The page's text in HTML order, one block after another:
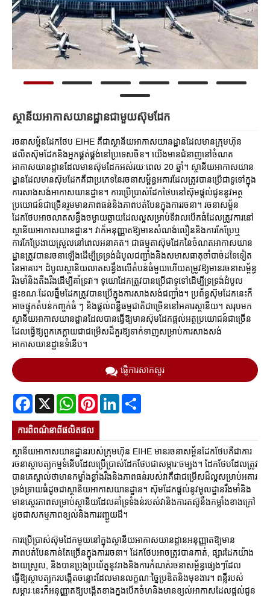
ស្ថានីយអាកាសយានដ្ឋានជាមួយស៊ុមដែក
រចនាសម្ព័នដែកថែប EIHE គឺជាស្ថានីយអាកាសយានដ្ឋានដែលមានក្រុមហ៊ុន
ផលិតស៊ុមដែកនិងអ្នកផ្គត់ផ្គង់នៅប្រទេសចិន។ យើងមានជំនាញនៅចំណត
អាកាសយានដ្ឋានដែលមានស៊ុមដែកអស់រយៈពេល 20 ឆ្នាំ។ ស្ថានីយអាកាសយាន
ដ្ឋានដែលមានស៊ុមដែកគឺជាប្រភេទនៃរចនាសម្ព័ន្ធអគារដែលត្រូវបានប្រើជាទូទៅក្នុង
ការសាងសង់អាកាសយានដ្ឋាន។ ការប្រើប្រាស់ដែកថែបនៅស៊ុមផ្តល់ជូននូវអត្ថ
ប្រយោជន៍ជាច្រើនរួមមានភាពធន់និងភាពបត់បែនក្នុងការរចនា។ រចនាសម្ព័ន
ដែកថែបអាចលាតសន្ធឹងចម្ងាយឆ្ងាយដែលល្អសម្រាប់ទីវាលបើកធំដែលត្រូវការនៅ
ស្ថានីយអាកាសយានដ្ឋាន។ វាក៏អនុញ្ញាតឱ្យមានសំណង់លឿននិងការកែប្រែឬ
ការកែប្រែងាយស្រួលនៅពេលអនាគត។ ជាធម្មតាស៊ុមដែកនៃចំណតអាកាសយាន
ដ្ឋានត្រូវបានរចនាឡើងដើម្បីទ្រទ្រង់ដំបូលជញ្ជាំងនិងសមាសធាតុចាំបាច់ដទៃទៀត
នៃអាគារ។ ដំបូលស្ថានីយលាតសន្ធឹងលើតំបន់ធំមួយហើយតម្រូវឱ្យមានរចនាសម្ព័ន្ធ
រឹងមាំនិងតឹងរឹងដើម្បីគាំទ្រវា។ ទុយោដែកត្រូវបានប្រើជាទូទៅដើម្បីទ្រទ្រង់ដំបូល
ផ្ទះខណៈដែលធ្នឹមដែកត្រូវបានប្រើក្នុងការសាងសង់ជញ្ជាំង។ ប្រព័ន្ធស៊ុមដែកនេះក៏
អាចផ្ទុកតំបន់កញ្ចក់ធំ ៗ និងផ្តល់ពន្លឺធម្មជាតិជាច្រើននៅអគារស្ថានីយ។ សរុបមក
ស្ថានីយអាកាសយានដ្ឋានដែលបានធ្វើឱ្យមានស៊ុមដែកផ្តល់អត្ថប្រយោជន៍ជាច្រើន
ដែលធ្វើឱ្យពួកគេក្លាយជាជម្រើសដ៏គួរឱ្យទាក់ទាញសម្រាប់ការសាងសង់
អាកាសយានដ្ឋានទំនើប។
ផ្ញើការសាកសួរ
Facebook
X WhatsAppPinterestLinkedIn
ការ​ពិពណ៌នា​ពី​ផលិតផល
ស្ថានីយអាកាសយានដ្ឋានរបស់ក្រុមហ៊ុន EIHE មានរចនាសម្ព័នដែកថែបគឺជាការ
រចនាស្ថាបត្យកម្មទំនើបដែលប្រើប្រាស់ដែកថែបជាសម្ភារៈចម្បង។ ដែកថែបដែលត្រូវ
បានគេស្គាល់ថាមានកម្លាំងខ្លាំងរឹងនិងភាពធន់របស់វាគឺជាជម្រើសដ៏ល្អសម្រាប់អគារ
ទ្រង់ទ្រាយធំដូចជាស្ថានីយអាកាសយានដ្ឋាន។ ស៊ុមដែកផ្តល់នូវមូលដ្ឋានរឹងមាំនិង
មានស្ថេរភាពសម្រាប់ស្ថានីយដែលគាំទ្រទំងន់របស់វានិងការតស៊ូនឹងកម្លាំងខាងក្រៅ
ដូចជាសកម្មភាពខ្យល់និងការរញ្ជួយដី។
ការប្រើប្រាស់ស៊ុមដែកមួយនៅក្នុងស្ថានីយអាកាសយានដ្ឋានអនុញ្ញាតឱ្យមាន
ភាពបត់បែនកាន់តែច្រើនក្នុងការរចនា។ ដែកថែបអាចត្រូវបានកាត់, ផ្សារដែកយ៉ាង
ងាយស្រួល, និងបានប្រុងប្រយ័ត្ននូវរាងនិងការកំណត់រចនាសម្ព័ន្ធផ្សេងៗដែល
ធ្វើឱ្យស្ថាបត្យករបង្កើតចន្លោះដែលមានលក្ខណៈច្នៃប្រឌិតនិងមុខងារ។ ពន្លឺរបស់
សម្ភារៈនេះក៏អនុញ្ញាតឱ្យបង្កើតខាងក្នុងបើកចំហនិងមានខ្យល់អាកាសដែលផ្តល់ជូន